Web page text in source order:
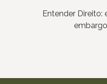
Entender Direito: